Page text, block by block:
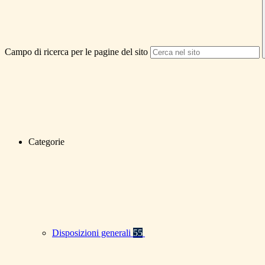
Campo di ricerca per le pagine del sito
Categorie
Disposizioni generali 55